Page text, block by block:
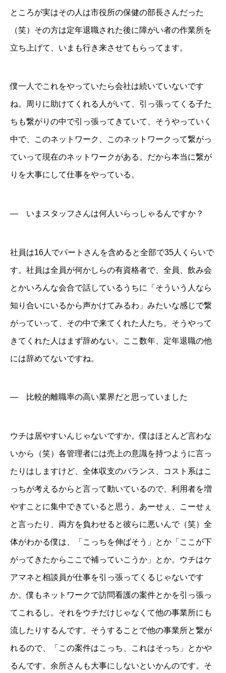
ところが実はその人は市役所の保健の部長さんだった
（笑）その方は定年退職された後に障がい者の作業所を
立ち上げて、いまも行き来させてもらってます。
僕一人でこれをやっていたら会社は続いていないです
ね。周りに助けてくれる人がいて、引っ張ってくる子た
ちも繋がりの中で引っ張ってきていて、そうやっていく
中で、このネットワーク、このネットワークって繋がっ
ていって現在のネットワークがある。だから本当に繋が
りを大事にして仕事をやっている。
― いまスタッフさんは何人いらっしゃるんですか？
社員は16人でパートさんを含めると全部で35人くらいで
す。社員は全員が何かしらの有資格者で、全員、飲み会
とかいろんな会合で話しているうちに「そういう人なら
知り合いにいるから声かけてみるわ」みたいな感じで繋
がっていって、その中で来てくれた人たち。そうやって
きてくれた人はまず辞めない。ここ数年、定年退職の他
には辞めてないですね。
― 比較的離職率の高い業界だと思っていました
ウチは居やすいんじゃないですか。僕はほとんど言わな
いから（笑）各管理者には売上の意識を持つように言っ
たりはしますけど、全体収支のバランス、コスト系はこ
っちが考えるからと言って動いているので、利用者を増
やすことに集中できていると思う。あーせぇ、こーせぇ
と言ったり、両方を負わせると彼らに悪いんで（笑）全
体がわかる僕は、「こっちを伸ばそう」とか「ここが下
がってきたからここで補っていこうか」とか。ウチはケ
アマネと相談員が仕事を引っ張ってくるじゃないです
か。僕もネットワークで訪問看護の案件とかを引っ張っ
てこれるし。それをウチだけじゃなくて他の事業所にも
流したりするんです。そうすることで他の事業所と繋が
れるので、「この案件はこっち、これはそっち」とかや
るんです。余所さんも大事にしないといかんのです。そ